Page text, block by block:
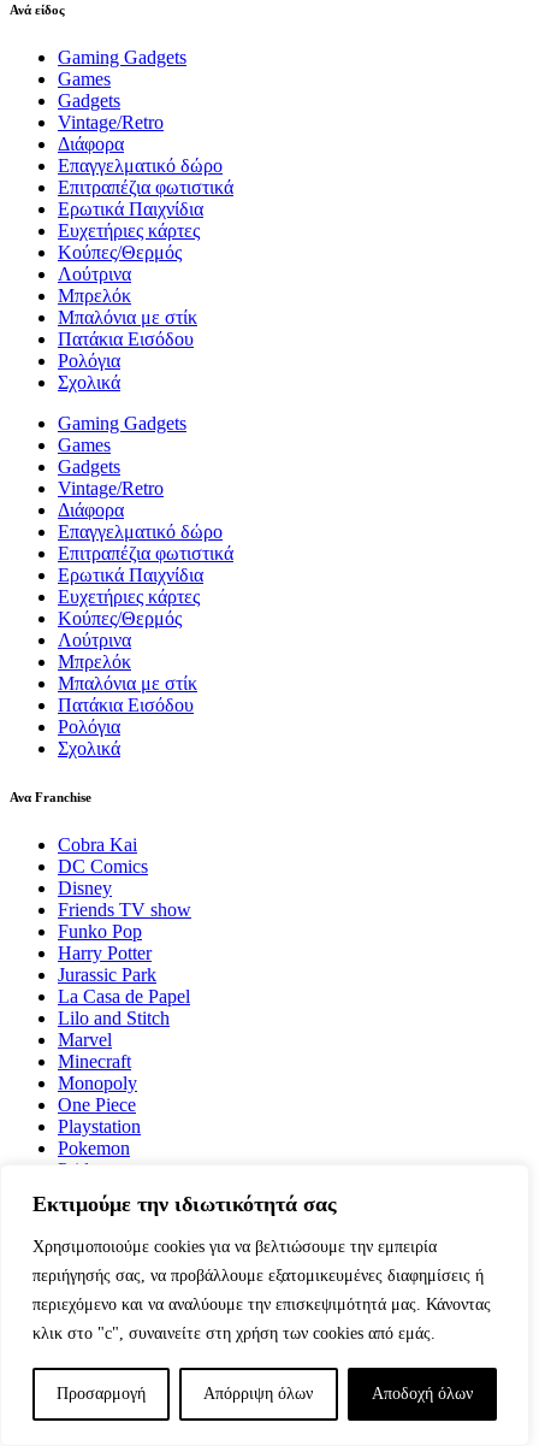
Εκτιμούμε την ιδιωτικότητά σας
Χρησιμοποιούμε cookies για να βελτιώσουμε την εμπειρία
περιήγησής σας, να προβάλλουμε εξατομικευμένες διαφημίσεις ή
περιεχόμενο και να αναλύουμε την επισκεψιμότητά μας. Κάνοντας
κλικ στο "c", συναινείτε στη χρήση των cookies από εμάς.
Προσαρμογή Απόρριψη όλων Αποδοχή όλων
Ανά είδος
Gaming Gadgets
Games
Gadgets
Vintage/Retro
Διάφορα
Επαγγελματικό δώρο
Επιτραπέζια φωτιστικά
Ερωτικά Παιχνίδια
Ευχετήριες κάρτες
Κούπες/Θερμός
Λούτρινα
Μπρελόκ
Μπαλόνια με στίκ
Πατάκια Εισόδου
Ρολόγια
Σχολικά
Gaming Gadgets
Games
Gadgets
Vintage/Retro
Διάφορα
Επαγγελματικό δώρο
Επιτραπέζια φωτιστικά
Ερωτικά Παιχνίδια
Ευχετήριες κάρτες
Κούπες/Θερμός
Λούτρινα
Μπρελόκ
Μπαλόνια με στίκ
Πατάκια Εισόδου
Ρολόγια
Σχολικά
Ανα Franchise
Cobra Kai
DC Comics
Disney
Friends TV show
Funko Pop
Harry Potter
Jurassic Park
La Casa de Papel
Lilo and Stitch
Marvel
Minecraft
Monopoly
One Piece
Playstation
Pokemon
Pride
The Nightmare before Christmas
Star Wars
Super Mario
Xbox
Cobra Kai
DC Comics
Friends TV show
Funko Pop
Harry Potter